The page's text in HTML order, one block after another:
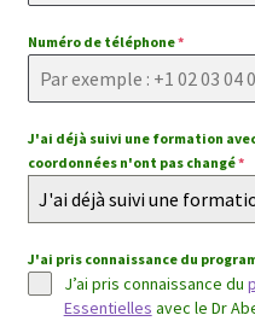
Numéro de téléphone*
J'ai déjà suivi une formation
coordonnées n'ont pas changé*
J'ai pris connaissance du
J’ai pris connaissance du
Essentielles avec le Dr